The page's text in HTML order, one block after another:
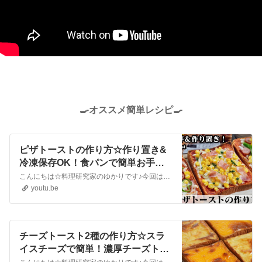
🍳オススメ簡単レシピ🍳
ピザトーストの作り方☆作り置き&
冷凍保存OK！食パンで簡単お手軽
レシピ☆冷凍保存方法もご紹介しま
す♪-How to make Pizza Toast-【料
理研究家ゆかり】
こんにちは☆料理研究家のゆかりです♪今回は、食パンで簡単にできるピザトーストを作りました☆作り置き＆冷凍保存できるお役立ちレシピです。大量に作って作り置きしておけば忙しい朝でも美味しいピザトーストが食べれます♪ベーシックなピザとコーンピザの作り方をご紹介しています。とても美味しいので、是非作ってみてください♪He...
youtu.be
チーズトースト2種の作り方☆スラ
イスチーズで簡単！濃厚チーズトー